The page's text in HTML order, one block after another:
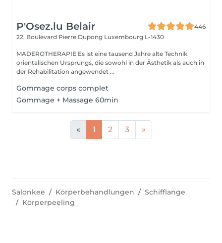
P'Osez.lu Belair
446
22, Boulevard Pierre Dupong Luxembourg L-1430
MADEROTHERAPIE Es ist eine tausend Jahre alte Technik
orientalischen Ursprungs, die sowohl in der Ästhetik als auch in
der Rehabilitation angewendet ...
Gommage corps complet
Gommage + Massage 60min
« 1 2 3 »
Salonkee Körperbehandlungen
Schifflange
Körperpeeling